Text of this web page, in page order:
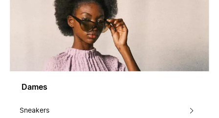
Dames
Sneakers